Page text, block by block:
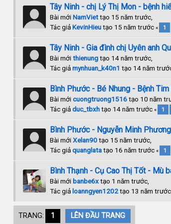
Tây Ninh - chị Lý Thị Mon - bệnh
Bài mớiNamViettạo 15 năm trước,
Tác giảKevinHieutạo 15 năm trước « 1
Tây Ninh - Gia đình chị Uyên anh
Bài mớithienungtạo 14 năm trước,
Tác giảmynhuan_k40n1 tạo 14 năm
Bình Phước - Bé Nhung - Bệnh
Bài mớicuongtruong1516tạo 10 năm
Tác giảduc_tbxhtạo 14 năm trước « 1
Bình Phước - Nguyễn Minh
Bài mớiXelan90tạo 15 năm trước,
Tác giảquanglatatạo 16 năm trước « 1
Bình Thạnh - Cụ Cao Thị Tốt - Mù
Bài mới banbe6xtạo 1 năm trước,
Tác giả loanngyen1202tạo 13 năm trước
TRANG: 1 LÊN ĐẦU TRANG